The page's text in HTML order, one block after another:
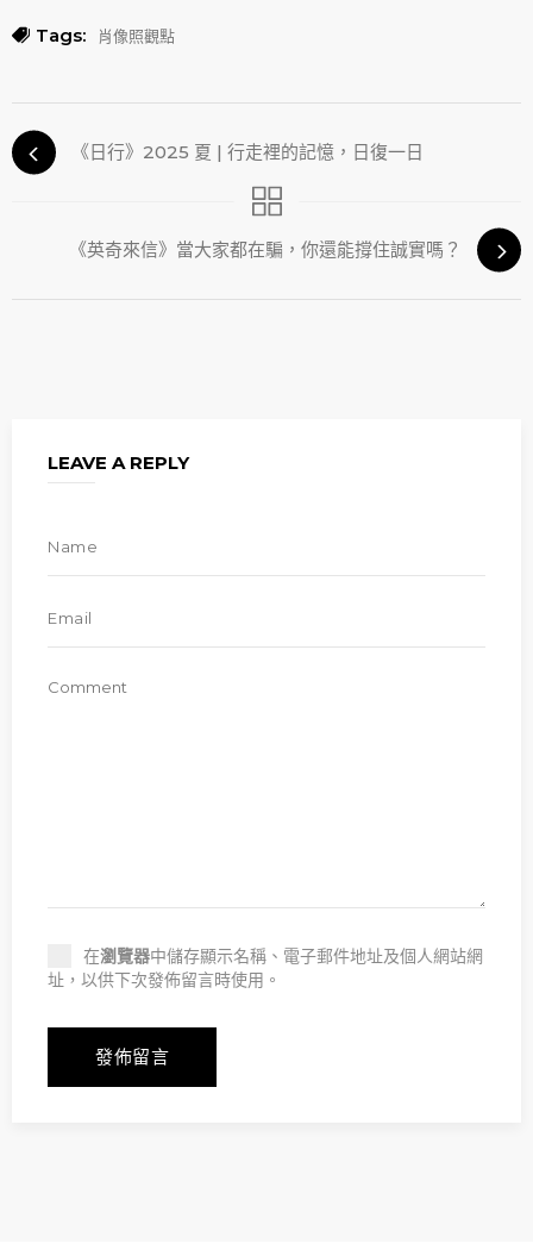
Tags: 肖像照觀點
《日行》2025 夏 | 行走裡的記憶，日復一日
《英奇來信》當大家都在騙，你還能撐住誠實嗎？
LEAVE A REPLY
在瀏覽器中儲存顯示名稱、電子郵件地址及個人網站網
址，以供下次發佈留言時使用。